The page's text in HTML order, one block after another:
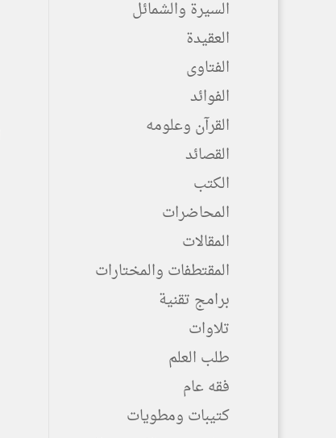
السيرة والشمائل
العقيدة
الفتاوى
الفوائد
القرآن وعلومه
القصائد
الكتب
المحاضرات
المقالات
المقتطفات والمختارات
برامج تقنية
تلاوات
طلب العلم
فقه عام
كتيبات ومطويات